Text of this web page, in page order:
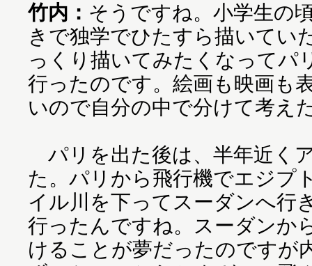
竹内： そうですね。小学生の
きで独学でひたすら描いてい
っくり描いてみたくなってパ
行ったのです。絵画も映画も
いので自分の中で分けて考え
パリを出た後は、半年近く
た。パリから飛行機でエジプ
イル川を下ってスーダンへ行
行ったんですね。スーダンか
けることが夢だったのですが